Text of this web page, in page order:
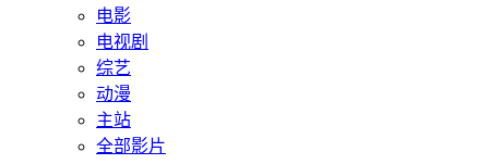
电影
电视剧
综艺
动漫
主站
全部影片